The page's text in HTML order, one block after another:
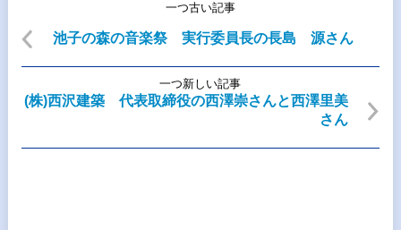
一つ古い記事
池子の森の音楽祭 実行委員長の長島 源さん
一つ新しい記事
(株)西沢建築 代表取締役の西澤崇さんと西澤里美
さん